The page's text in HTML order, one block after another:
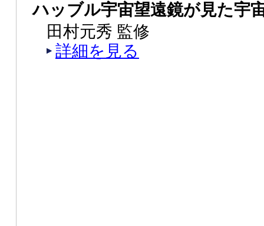
ハッブル宇宙望遠鏡が見た宇
田村元秀 監修
詳細を見る